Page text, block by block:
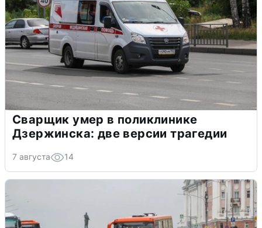
Сварщик умер в поликлинике
Дзержинска: две версии трагедии
7 августа 14